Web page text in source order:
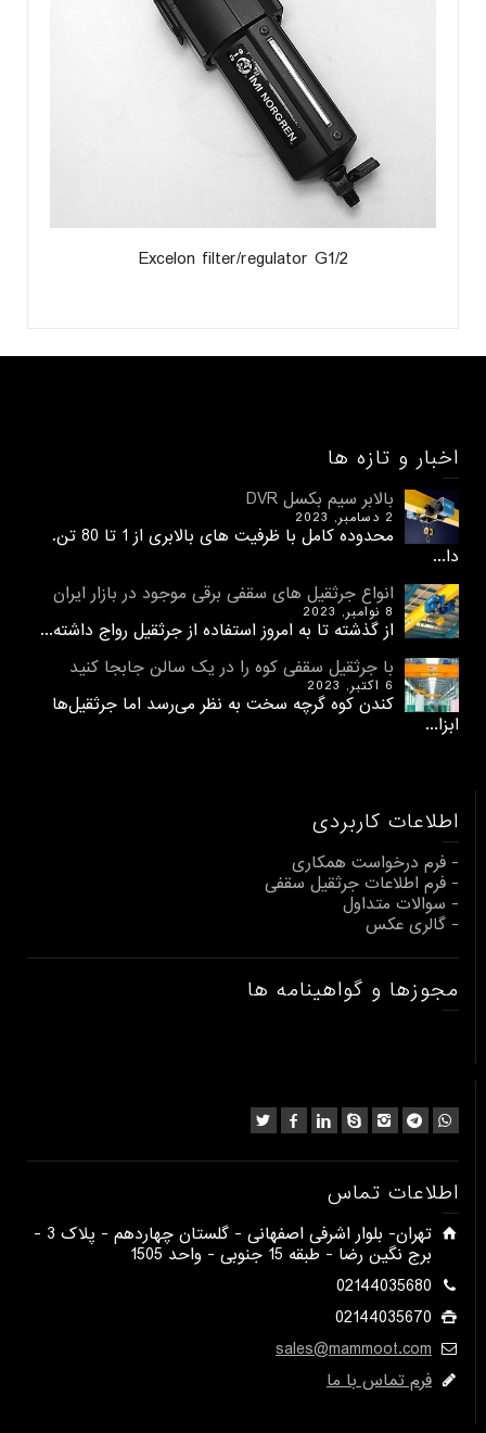
Excelon filter/regulator G1/2
اخبار و تازه ها
بالابر سیم بکسل DVR
2 دسامبر, 2023
محدوده کامل با ظرفیت های بالابری از 1 تا 80 تن.
دا...
انواع جرثقیل های سقفی برقی موجود در بازار ایران
8 نوامبر, 2023
از گذشته تا به امروز استفاده از جرثقیل رواج داشته...
با جرثقیل سقفی کوه را در یک سالن جابجا کنید
6 اکتبر, 2023
کندن کوه گرچه سخت به نظر می‌رسد اما جرثقیل‌ها
ابزا...
اطلاعات کاربردی
- فرم درخواست همکاری
- فرم اطلاعات جرثقیل سقفی
- سوالات متداول
- گالری عکس
مجوزها و گواهینامه ها
اطلاعات تماس
​تهران- بلوار اشرفی اصفهانی - گلستان چهاردهم - پلاک 3 -
برج نگین رضا - طبقه 15 جنوبی - واحد 1505​
02144035680
02144035670
sales@mammoot.com
فرم تماس با ما